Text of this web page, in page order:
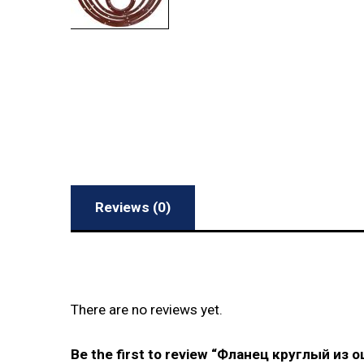
Reviews (0)
There are no reviews yet.
Be the first to review “Фланец круглый из